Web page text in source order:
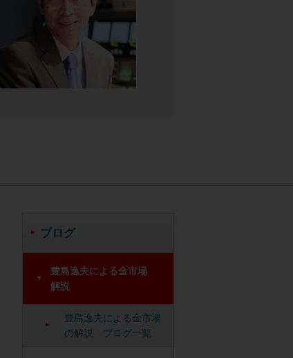
ブログ
豊島逸夫による金市場
解説
豊島逸夫による金市場
の解説 ブログ一覧